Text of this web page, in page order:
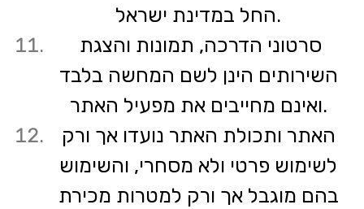
החל במדינת ישראל.
השירותים הינן לשם המחשה בלבד
ואינם מחייבים את מפעיל האתר.
האתר ותכולת האתר נועדו אך ורק
לשימוש פרטי ולא מסחרי, והשימוש
בהם מוגבל אך ורק למטרות מכירת